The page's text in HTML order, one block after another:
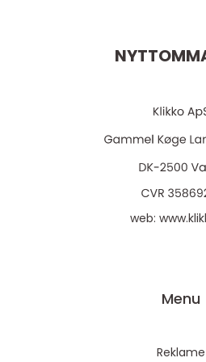
web:
Menu
Reklame